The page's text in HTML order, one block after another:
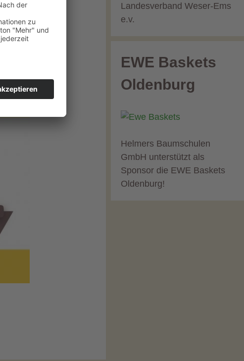
EWE Baskets
Oldenburg
Helmers Baumschulen
GmbH unterstützt als
Sponsor die EWE Baskets
Oldenburg!